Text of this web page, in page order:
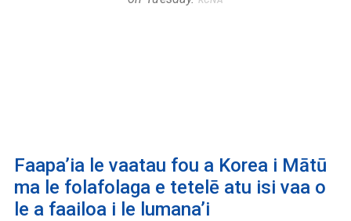
Faapa’ia le vaatau fou a Korea i Mātū
ma le folafolaga e tetelē atu isi vaa o
le a faailoa i le lumana’i